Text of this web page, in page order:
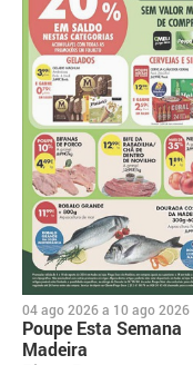
04 ago 2026 a 10 ago 2026
Poupe Esta Semana
Madeira